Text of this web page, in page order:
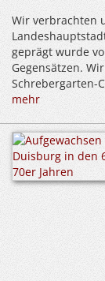
Wir verbrachten
geprägt wurde
Gegensätzen.
Schrebergarten-
mehr